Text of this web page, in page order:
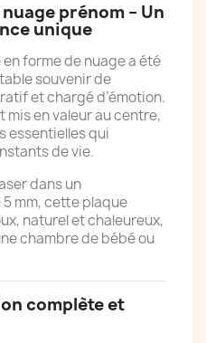
prénom – Un
unique
forme de nuage a été
souvenir de
et chargé d’émotion.
mis en valeur au centre,
essentielles qui
de vie.
dans un
mm, cette plaque
naturel et chaleureux,
chambre de bébé ou
complète et